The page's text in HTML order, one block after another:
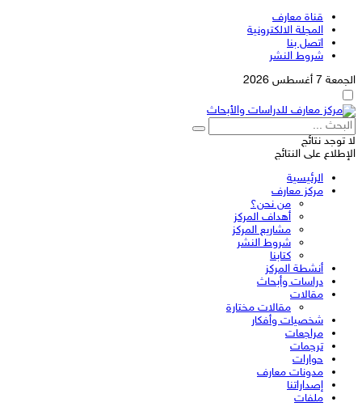
قناة معارف
المجلة الالكترونية
اتصل بنا
شروط النشر
الجمعة 7 أغسطس 2026
لا توجد نتائج
الإطلاع على النتائج
الرئيسية
مركز معارف
من نحن؟
أهداف المركز
مشاريع المركز
شروط النشر
كتابنا
أنشطة المركز
دراسات وأبحاث
مقالات
مقالات مختارة
شخصيات وأفكار
مراجعات
ترجمات
حوارات
مدونات معارف
إصداراتنا
ملفات